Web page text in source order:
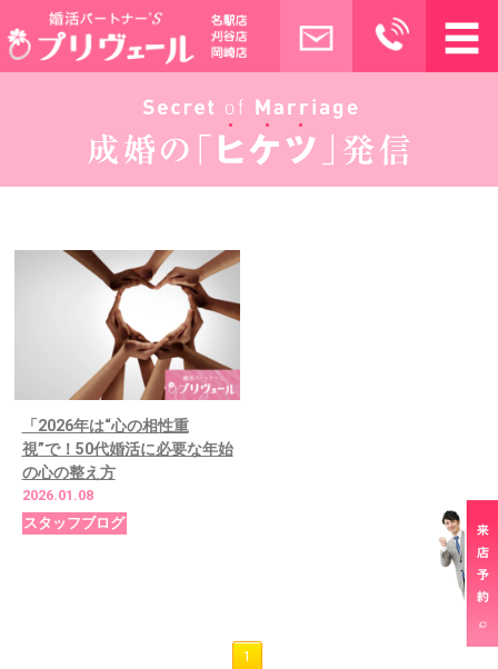
「2026年は“心の相性重
視”で！50代婚活に必要な年始
の心の整え方
2026.01.08
スタッフブログ
1